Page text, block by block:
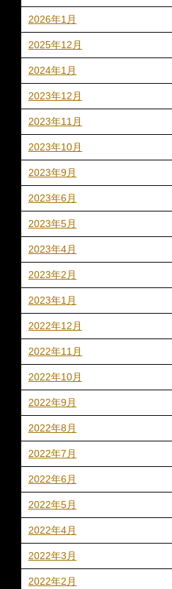
2026年1月
2025年12月
2024年1月
2023年12月
2023年11月
2023年10月
2023年9月
2023年6月
2023年5月
2023年4月
2023年2月
2023年1月
2022年12月
2022年11月
2022年10月
2022年9月
2022年8月
2022年7月
2022年6月
2022年5月
2022年4月
2022年3月
2022年2月